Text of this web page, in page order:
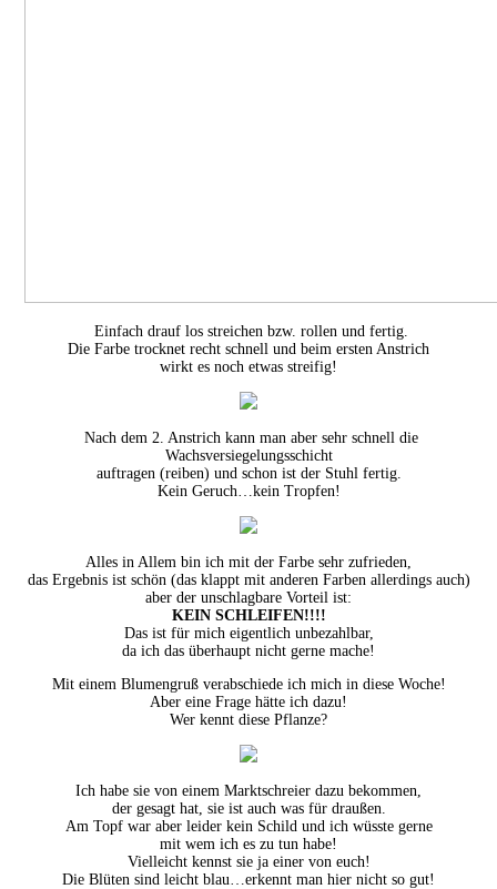
Einfach drauf los streichen bzw. rollen und fertig.
Die Farbe trocknet recht schnell und beim ersten Anstrich
wirkt es noch etwas streifig!
Nach dem 2. Anstrich kann man aber sehr schnell die
Wachsversiegelungsschicht
auftragen (reiben) und schon ist der Stuhl fertig.
Kein Geruch…kein Tropfen!
Alles in Allem bin ich mit der Farbe sehr zufrieden,
das Ergebnis ist schön (das klappt mit anderen Farben allerdings auch)
aber der unschlagbare Vorteil ist:
KEIN SCHLEIFEN!!!!
Das ist für mich eigentlich unbezahlbar,
da ich das überhaupt nicht gerne mache!
Mit einem Blumengruß verabschiede ich mich in diese Woche!
Aber eine Frage hätte ich dazu!
Wer kennt diese Pflanze?
Ich habe sie von einem Marktschreier dazu bekommen,
der gesagt hat, sie ist auch was für draußen.
Am Topf war aber leider kein Schild und ich wüsste gerne
mit wem ich es zu tun habe!
Vielleicht kennst sie ja einer von euch!
Die Blüten sind leicht blau…erkennt man hier nicht so gut!